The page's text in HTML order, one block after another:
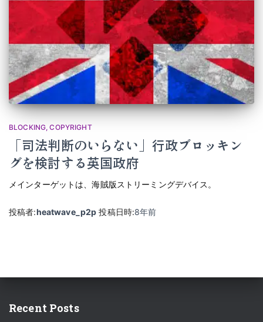
BLOCKING COPYRIGHT
「司法判断のいらない」行政ブロッキン
グを検討する英国政府
メインターゲットは、海賊版ストリーミングデバイス。
投稿者:heatwave_p2p 投稿日時:8年前
Recent Posts